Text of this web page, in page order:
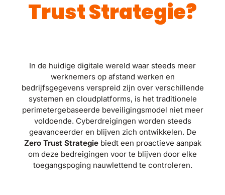
Trust Strategie?
In de huidige digitale wereld waar steeds meer
werknemers op afstand werken en
bedrijfsgegevens verspreid zijn over verschillende
systemen en cloudplatforms, is het traditionele
perimetergebaseerde beveiligingsmodel niet meer
voldoende. Cyberdreigingen worden steeds
geavanceerder en blijven zich ontwikkelen. De
Zero Trust Strategiebiedt een proactieve aanpak
om deze bedreigingen voor te blijven door elke
toegangspoging nauwlettend te controleren.